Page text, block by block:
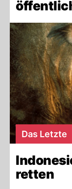
Das Letzte
retten